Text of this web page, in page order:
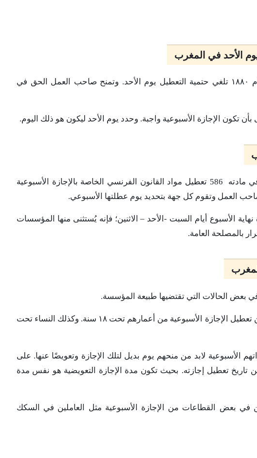
الأحد في المغرب
صدرت مادة في القانون الفرنسي عام ١٨٨٠ تلغي حتمية التعطيل يوم الأحد. وتمنح صاحب العمل الحق في
قضى قانون العمل الحديث بالمغرب في مادته 586 تعطيل مواد القانون الفرنسي الخاصة بالإجازة الأسبوعية
العمل وتقوم كل جهة بتحديد يوم عطلتها الأسبوعي.
الأسبوع أيام السبت -الأحد – الاثنين؛ فإنه يُستثنى منها المؤسسات
بالمصلحة العامة.
في بعض الحالات التي تقتضيها طبيعة المؤسسة.
وجدير بالذكر، أن القانون قد استثنى من تعطيل الإجازة الأسبوعية من أعمارهم تحت ١٨ سنة. وكذلك النساء تحت
الأسبوعية لابد من منحهم يوم بديل لتلك الإجازة وتعويضًا عنها. على
تاريخ تعطيل إجازته. بحيث تكون مدة الإجازة التعويضية هو نفس مدة
في بعض القطاعات من الإجازة الأسبوعية مثل العاملين في السكك